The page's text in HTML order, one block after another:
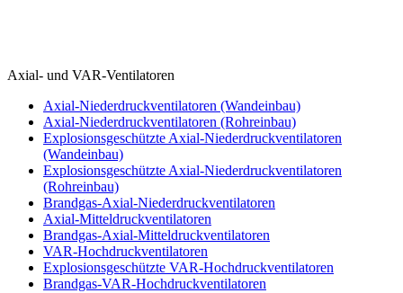
Axial- und VAR-Ventilatoren
Axial-Niederdruckventilatoren (Wandeinbau)
Axial-Niederdruckventilatoren (Rohreinbau)
Explosionsgeschützte Axial-Niederdruckventilatoren
(Wandeinbau)
Explosionsgeschützte Axial-Niederdruckventilatoren
(Rohreinbau)
Brandgas-Axial-Niederdruckventilatoren
Axial-Mitteldruckventilatoren
Brandgas-Axial-Mitteldruckventilatoren
VAR-Hochdruckventilatoren
Explosionsgeschützte VAR-Hochdruckventilatoren
Brandgas-VAR-Hochdruckventilatoren